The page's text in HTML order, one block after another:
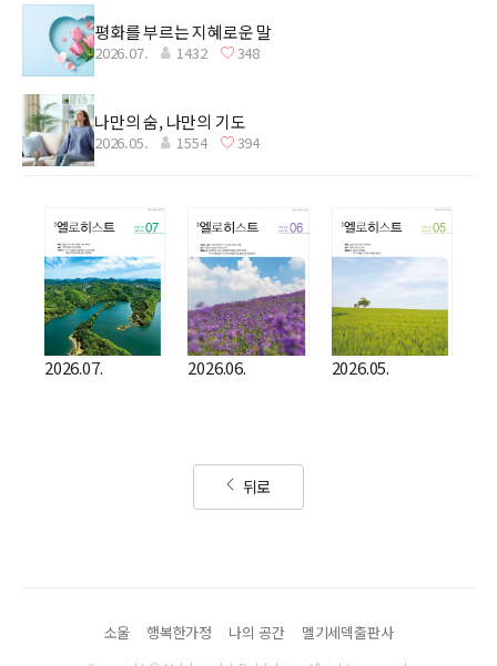
평화를 부르는 지혜로운 말
2026.07. 1432 348
나만의 숨, 나만의 기도
2026.05. 1554 394
2026.07. 2026.06. 2026.05.
뒤로
소울 행복한가정 나의 공간 멜기세덱출판사